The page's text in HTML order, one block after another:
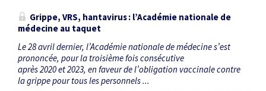
Grippe, VRS, hantavirus : l’Académie nationale de
médecine au taquet
Le 28 avril dernier, l’Académie nationale de médecine s’est
prononcée, pour la troisième fois consécutive
après 2020 et 2023, en faveur de l’obligation vaccinale contre
la grippe pour tous les personnels ...